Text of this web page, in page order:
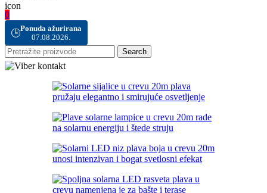
0
🕒Ponuda ažurirana
07.08.2026.
Search